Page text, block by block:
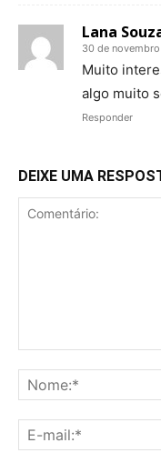
Lana
30 de
Muito
algo muito
Responder
DEIXE UMA